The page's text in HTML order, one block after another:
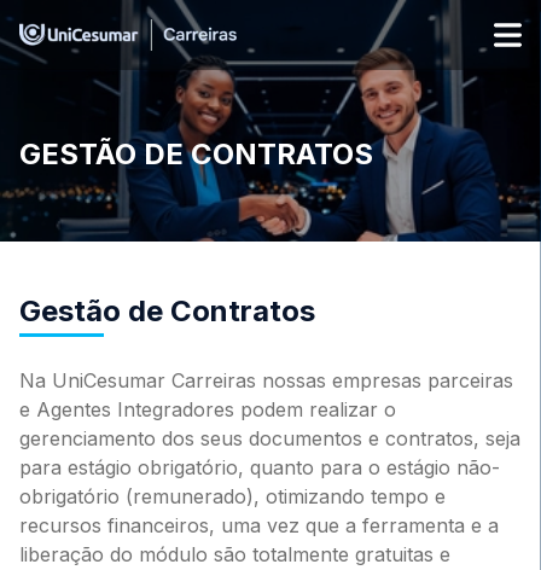
GESTÃO DE CONTRATOS
Gestão de Contratos
Na UniCesumar Carreiras nossas empresas parceiras
e Agentes Integradores podem realizar o
gerenciamento dos seus documentos e contratos, seja
para estágio obrigatório, quanto para o estágio não-
obrigatório (remunerado), otimizando tempo e
recursos financeiros, uma vez que a ferramenta e a
liberação do módulo são totalmente gratuitas e